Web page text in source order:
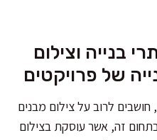
בנייה וצילום
של פרויקטים
לרוב על צילום מבנים
זה, אשר עוסקת בצילום